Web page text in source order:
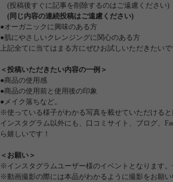
(投稿後すぐに記事を削除するのはご遠慮ください)
(同じ内容の連続投稿はご遠慮ください)
●オーガニックに興味のある方
●肌にやさしいクレンジングに関心のある方
上記全てに当てはまる方にぜひお試しいただきたいで
＜投稿いただきたい内容の一例＞
●商品の使用感
●商品の使用前と使用後の印象
●メイク落ちなど。
※使っている様子がわかる写真を載せていただけると
インスタグラム以外にも、口コミサイト、ブログ、
ら嬉しいです！
＜お願い＞
※インスタグラムユーザー様のイベントとなります
※動画撮影の際には本品がわかるように撮影をお願い